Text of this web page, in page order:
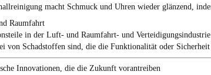
macht Schmuck und Uhren wieder glänzend,
Raumfahrt
in der Luft- und Raumfahrt- und
von Schadstoffen sind, die die Funktionalität oder
Innovationen, die die Zukunft vorantreiben